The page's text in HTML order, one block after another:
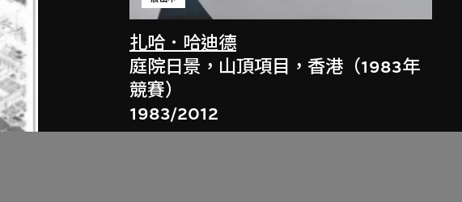
扎哈．哈迪德
庭院日景，山頂項目，香港（1983年
競賽）
1983/2012